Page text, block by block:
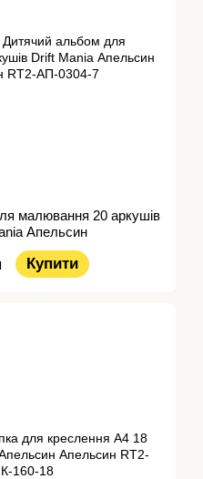
малювання 20 аркушів
Апельсин
Купити